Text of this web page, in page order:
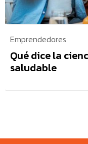
Emprendedores
Qué dice la
saludable